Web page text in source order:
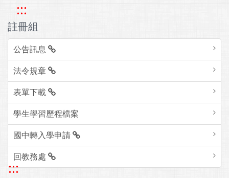
:::
註冊組
公告訊息
法令規章
表單下載
學生學習歷程檔案
國中轉入學申請
回教務處
:::